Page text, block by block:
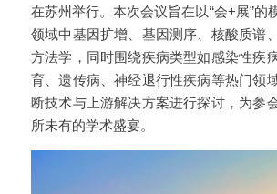
在苏州举行。本次会议旨在以“会+展”的
领域中基因扩增、基因测序、核酸质谱
方法学，同时围绕疾病类型如感染性疾
育、遗传病、神经退行性疾病等热门领
断技术与上游解决方案进行探讨，为参
所未有的学术盛宴。